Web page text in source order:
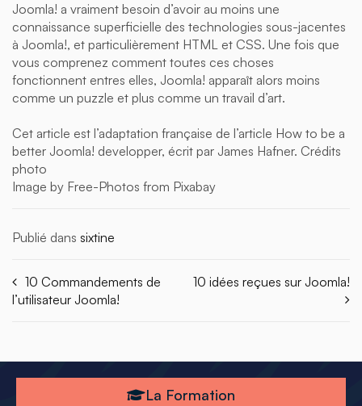
Joomla! a vraiment besoin d’avoir au moins une
connaissance superficielle des technologies sous-jacentes
à Joomla!, et particulièrement HTML et CSS. Une fois que
vous comprenez comment toutes ces choses
fonctionnent entres elles, Joomla! apparaît alors moins
comme un puzzle et plus comme un travail d’art.
Cet article est l’adaptation française de l’article How to be a
better Joomla! developper, écrit par James Hafner. Crédits
photo
Image by Free-Photos from Pixabay
Publié dans sixtine
10 Commandements de
l’utilisateur Joomla!
10 idées reçues sur Joomla!
La Formation